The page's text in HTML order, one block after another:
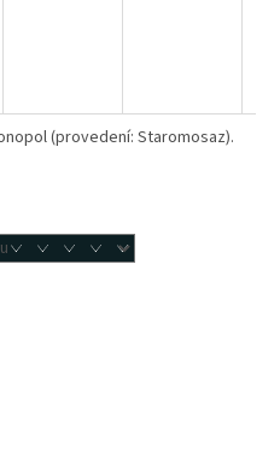
(provedení: Staromosaz).